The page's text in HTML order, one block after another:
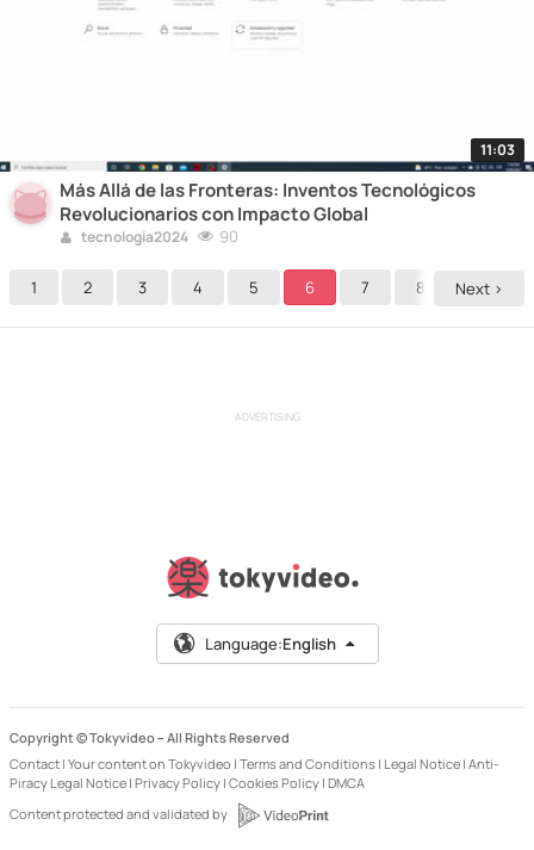
11:03
Más Allá de las Fronteras: Inventos Tecnológicos
Revolucionarios con Impacto Global
tecnologia2024 90
1 2 3 4 5 6 7 8 9
Next >
ADVERTISING
Language:English
Copyright © Tokyvideo – All Rights Reserved
Contact | Your content on Tokyvideo | Terms and Conditions | Legal Notice | Anti-
Piracy Legal Notice | Privacy Policy | Cookies Policy | DMCA
Content protected and validated by